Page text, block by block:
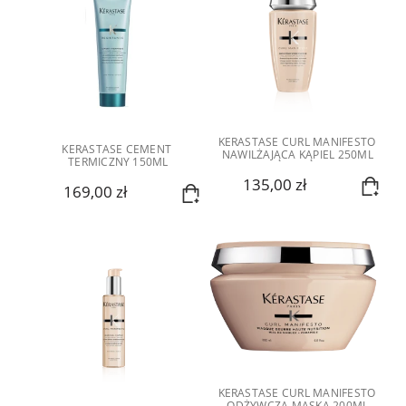
KERASTASE CEMENT
TERMICZNY 150ML
169,00 zł
KERASTASE CURL MANIFESTO
NAWILŻAJĄCA KĄPIEL 250ML
135,00 zł
KERASTASE CURL MANIFESTO